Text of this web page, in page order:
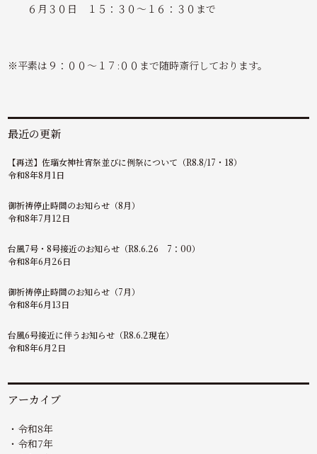
６月３０日 １５：３０～１６：３０まで
※平素は９：００～１７:００まで随時斎行しております。
最近の更新
【再送】佐瑠女神社宵祭並びに例祭について（R8.8/17・18）
令和8年8月1日
御祈祷停止時間のお知らせ（8月）
令和8年7月12日
台風7号・8号接近のお知らせ（R8.6.26 7：00）
令和8年6月26日
御祈祷停止時間のお知らせ（7月）
令和8年6月13日
台風6号接近に伴うお知らせ（R8.6.2現在）
令和8年6月2日
アーカイブ
令和8年
令和7年